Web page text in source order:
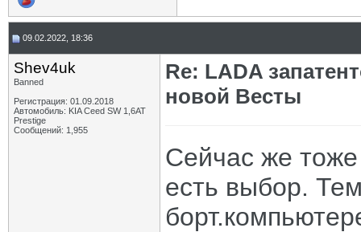
09.02.2022, 18:36
Shev4uk
Banned
Регистрация: 01.09.2018
Автомобиль: KIA Ceed SW 1,6AT
Prestige
Сообщений: 1,955
Re: LADA
новой Весты
Сейчас же
есть выбор.